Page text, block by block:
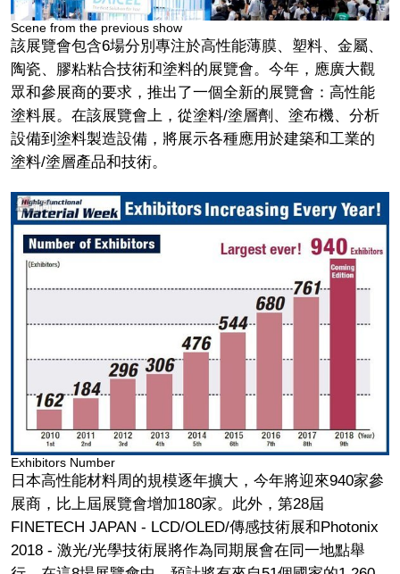
Scene from the previous show
該展覽會包含6場分別專注於高性能薄膜、塑料、金屬、
陶瓷、膠粘粘合技術和塗料的展覽會。今年，應廣大觀
眾和參展商的要求，推出了一個全新的展覽會：高性能
塗料展。在該展覽會上，從塗料/塗層劑、塗布機、分析
設備到塗料製造設備，將展示各種應用於建築和工業的
塗料/塗層產品和技術。
Exhibitors Number
日本高性能材料周的規模逐年擴大，今年將迎來940家參
展商，比上屆展覽會增加180家。此外，第28屆
FINETECH JAPAN - LCD/OLED/傳感技術展和Photonix
2018 - 激光/光學技術展將作為同期展會在同一地點舉